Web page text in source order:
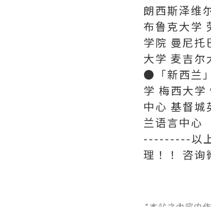
朗西斯泽维
布鲁克大学
学院 曼尼托
大学 麦吉尔
●「新西兰
学 梅西大学
中心 基督城
兰语言中心
---------以上
理！！ 咨